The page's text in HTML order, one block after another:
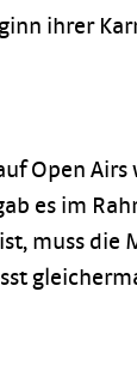
ihrer
Open
es im
muss die